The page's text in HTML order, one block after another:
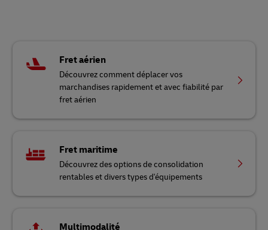
Fret aérien
Découvrez comment déplacer vos
marchandises rapidement et avec fiabilité par
fret aérien
Fret maritime
Découvrez des options de consolidation
rentables et divers types d'équipements
Multimodalité